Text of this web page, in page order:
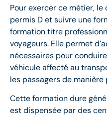
Pour exercer ce métier,
permis D et suivre une
formation titre
voyageurs. Elle permet
nécessaires pour
véhicule affecté au
les passagers de manière
Cette formation dure
est dispensée par des